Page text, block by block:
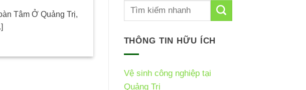
Tâm Ở Quảng Trị,
THÔNG TIN HỮU ÍCH
Vệ sinh công nghiệp tại
Quảng Trị